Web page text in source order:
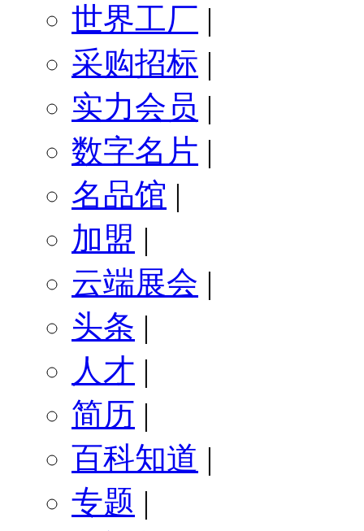
世界工厂 |
采购招标 |
实力会员 |
数字名片 |
名品馆 |
加盟 |
云端展会 |
头条 |
人才 |
简历 |
百科知道 |
专题 |